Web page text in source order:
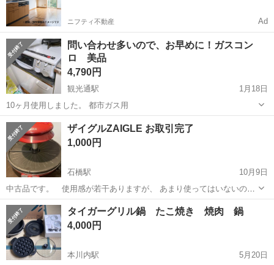
ニフティ不動産 Ad
問い合わせ多いので、お早めに！ガスコン
ロ 美品
4,790円
観光通駅
1月18日
10ヶ月使用しました。 都市ガス用
長崎 長崎市 観光通駅 キッチン家電 ガスコンロ
ザイグルZAIGLE お取引完了
1,000円
石橋駅
10月9日
中古品です。 使用感が若干ありますが、 あまり使ってはいないの
で、取りに来ていただける方に 安価で、お譲りします。 取説、カバ
ー、あります。 動作確認しています。 中古品ですので、神経質な方は
ご遠慮ください。 ノークレーム...
長崎 長崎市 石橋駅 キッチン家電 ZAIGLE
タイガーグリル鍋 たこ焼き 焼肉 鍋
4,000円
本川内駅
5月20日